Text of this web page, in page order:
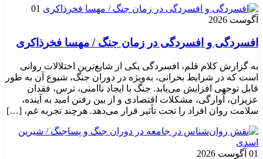
01
آگوست 2026
افسردگی و افسردگی در زمان جنگ / مهسا فخرذاکری
به گزارش کلام قلم، افسردگی یکی از شایع‌ترین اختلالات روانی
است که در شرایط بحرانی، به‌ویژه در دوران جنگ، شیوع آن به طور
قابل توجهی افزایش می‌یابد. جنگ با ایجاد ناامنی، ترس، فقدان
عزیزان، آوارگی، مشکلات اقتصادی و از بین رفتن امید به آینده،
سلامت روان افراد را تحت تأثیر قرار می‌دهد. هرچند تجربه غم، […]
01 آگوست 2026